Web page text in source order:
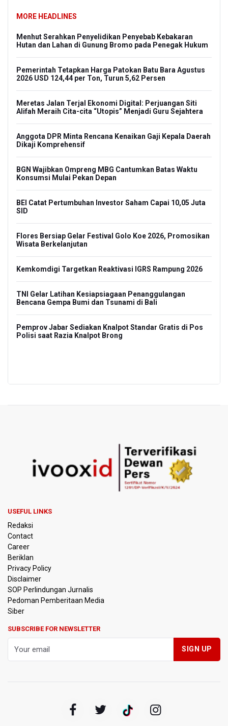
MORE HEADLINES
Menhut Serahkan Penyelidikan Penyebab Kebakaran
Hutan dan Lahan di Gunung Bromo pada Penegak Hukum
Pemerintah Tetapkan Harga Patokan Batu Bara Agustus
2026 USD 124,44 per Ton, Turun 5,62 Persen
Meretas Jalan Terjal Ekonomi Digital: Perjuangan Siti
Alifah Meraih Cita-cita “Utopis” Menjadi Guru Sejahtera
Anggota DPR Minta Rencana Kenaikan Gaji Kepala Daerah
Dikaji Komprehensif
BGN Wajibkan Ompreng MBG Cantumkan Batas Waktu
Konsumsi Mulai Pekan Depan
BEI Catat Pertumbuhan Investor Saham Capai 10,05 Juta
SID
Flores Bersiap Gelar Festival Golo Koe 2026, Promosikan
Wisata Berkelanjutan
Kemkomdigi Targetkan Reaktivasi IGRS Rampung 2026
TNI Gelar Latihan Kesiapsiagaan Penanggulangan
Bencana Gempa Bumi dan Tsunami di Bali
Pemprov Jabar Sediakan Knalpot Standar Gratis di Pos
Polisi saat Razia Knalpot Brong
USEFUL LINKS
Redaksi
Contact
Career
Beriklan
Privacy Policy
Disclaimer
SOP Perlindungan Jurnalis
Pedoman Pemberitaan Media
Siber
SUBSCRIBE FOR NEWSLETTER